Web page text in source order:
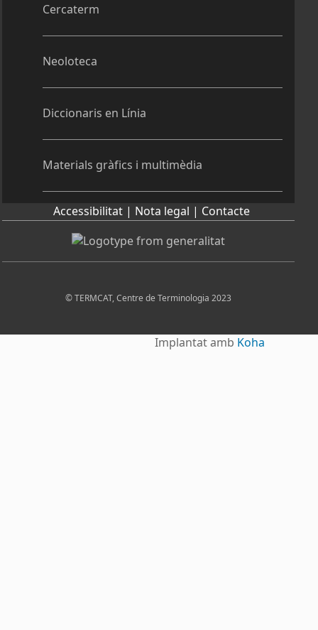
Cercaterm
Neoloteca
Diccionaris en Línia
Materials gràfics i multimèdia
Accessibilitat | Nota legal | Contacte
© TERMCAT, Centre de Terminologia 2023
Implantat amb Koha